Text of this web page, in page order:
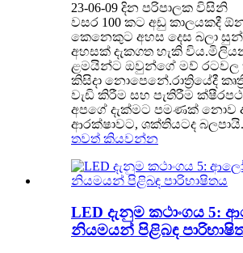
23-06-09 දින පරිපාලක විසිනි
වසර 100 කට අඩු කාලයකදී
කෙනෙකුට අහස දෙස බලා
අහසක් දැකගත හැකි
ළමයින්ට ඔවුන්ගේ මව් රටවල
කිසිදා නොපෙනේ.රාත්‍රියේදී
වැඩි කිරීම සහ පැතිරීම
අපගේ දැක්මට පමණක් නොව
ආරක්ෂාවට, ශක්තියටද බලපායි.
තවත් කියවන්න
LED දැනුම කථාංගය
නියමයන් පිළිබඳ